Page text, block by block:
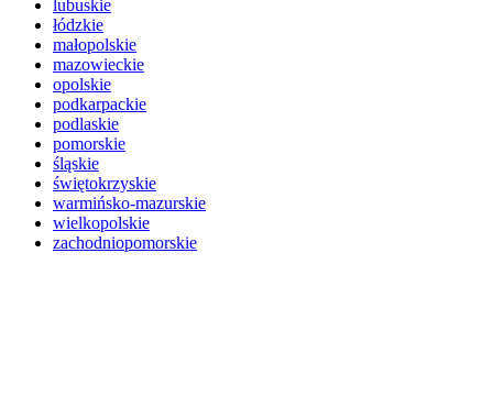
lubuskie
łódzkie
małopolskie
mazowieckie
opolskie
podkarpackie
podlaskie
pomorskie
śląskie
świętokrzyskie
warmińsko-mazurskie
wielkopolskie
zachodniopomorskie